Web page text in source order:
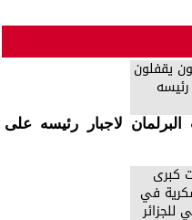
لاجبار رئيسه على